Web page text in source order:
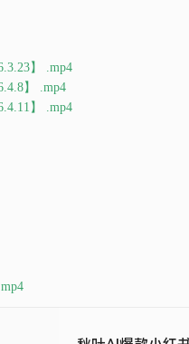
】 .mp4
】 .mp4
】 .mp4